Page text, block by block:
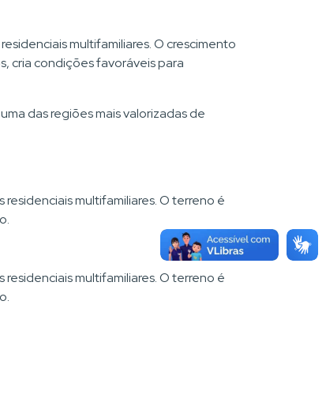
multifamiliares. O crescimento
cria condições favoráveis para
das regiões mais valorizadas de
multifamiliares. O terreno é
multifamiliares. O terreno é